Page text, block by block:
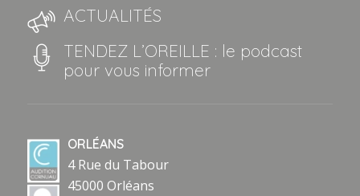
ACTUALITÉS
TENDEZ L’OREILLE : le podcast
pour vous informer
ORLÉANS
4 Rue du Tabour
45000 Orléans